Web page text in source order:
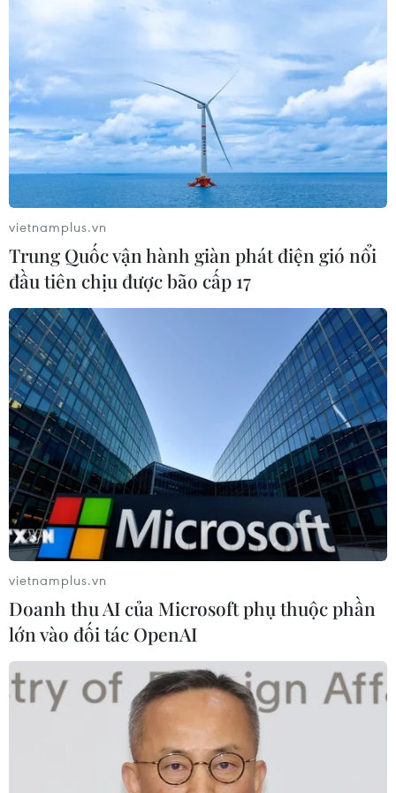
với trụ và trạm sạc xe điện trước 30/9
Tây Ban Nha trở thành “cứ điểm” xe
điện Trung Quốc tại châu Âu
24/07/2026 08:06
Bridgestone Việt Nam giới thiệu
dòng lốp hiệu suất cao thế hệ mới
Potenza
24/07/2026 06:46
Hà Nội xây dựng phương án hỗ trợ
người thu nhập thấp đổi xe máy cũ
24/07/2026 06:15
Hãng xe điện Polestar chính thức rút
lui khỏi thị trường Mỹ
21/07/2026 04:29
Cố vấn Nhà Trắng cảnh báo BYD gia
tăng sức ép đối với ngành ôtô toàn
cầu
20/07/2026 23:54
Giá xe điện tại Đức giảm xuống tiệm
vietnamplus.vn
Trung Quốc vận hành giàn phát điện gió nổi
đầu tiên chịu được bão cấp 17
vietnamplus.vn
Doanh thu AI của Microsoft phụ thuộc phần
lớn vào đối tác OpenAI